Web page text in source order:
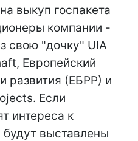
выкуп госпакета
компании -
свою "дочку" UIA
Европейский
развития (ЕБРР) и
Если
интереса к
выставлены